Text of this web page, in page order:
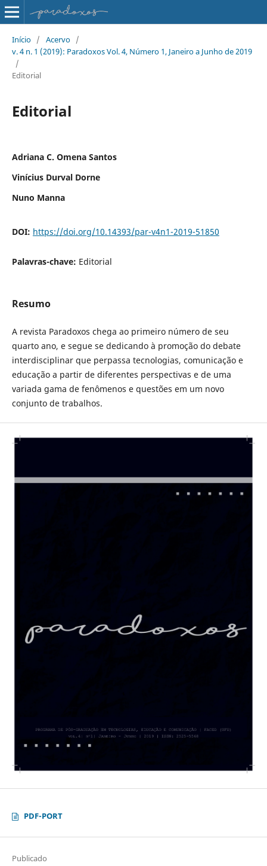
Início / Acervo /
v. 4 n. 1 (2019): Paradoxos Vol. 4, Número 1, Janeiro a Junho de 2019
/
Editorial
Editorial
Adriana C. Omena Santos
Vinícius Durval Dorne
Nuno Manna
DOI: https://doi.org/10.14393/par-v4n1-2019-51850
Palavras-chave: Editorial
Resumo
A revista Paradoxos chega ao primeiro número de seu
quarto ano, e segue se dedicando à promoção do debate
interdisciplinar que perpassa tecnologias, comunicação e
educação a partir de diferentes perspectivas e de uma
variada gama de fenômenos e questões em um novo
conjunto de trabalhos.
PDF-PORT
Publicado